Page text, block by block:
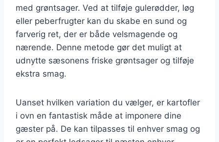
med grøntsager. Ved at tilføje gulerødder, løg
eller peberfrugter kan du skabe en sund og
farverig ret, der er både velsmagende og
nærende. Denne metode gør det muligt at
udnytte sæsonens friske grøntsager og tilføje
ekstra smag.
Uanset hvilken variation du vælger, er kartofler
i ovn en fantastisk måde at imponere dine
gæster på. De kan tilpasses til enhver smag og